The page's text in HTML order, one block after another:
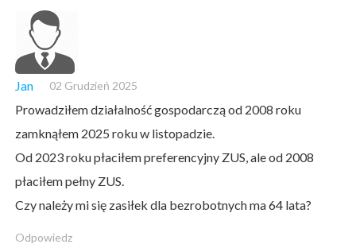
Jan 02 Grudzień 2025
Prowadziłem działalność gospodarczą od 2008 roku
zamknąłem 2025 roku w listopadzie.
Od 2023 roku płaciłem preferencyjny ZUS, ale od 2008
płaciłem pełny ZUS.
Czy należy mi się zasiłek dla bezrobotnych ma 64 lata?
Odpowiedz